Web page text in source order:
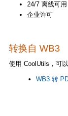
24/7 离线可用
企业许可
转换自 WB3
使用 CoolUtils，可
WB3 转